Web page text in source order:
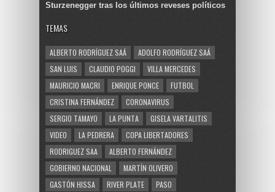
Sturzenegger tras los últimos reveses políticos
TEMAS
ALBERTO RODRÍGUEZ SAÁ
ADOLFO RODRÍGUEZ SAÁ
SAN LUIS
CLAUDIO POGGI
VILLA MERCEDES
MAURICIO MACRI
ENRIQUE PONCE
FUTBOL
CRISTINA FERNÁNDEZ
CORONAVIRUS
SERGIO TAMAYO
LA PUNTA
GISELA VARTALITIS
VIDEO
LA PEDRERA
COPA LIBERTADORES
RODRIGUEZ SAA
ALBERTO FERNÁNDEZ
GOBIERNO NACIONAL
MARTÍN OLIVERO
GASTÓN HISSA
RIVER PLATE
PASO